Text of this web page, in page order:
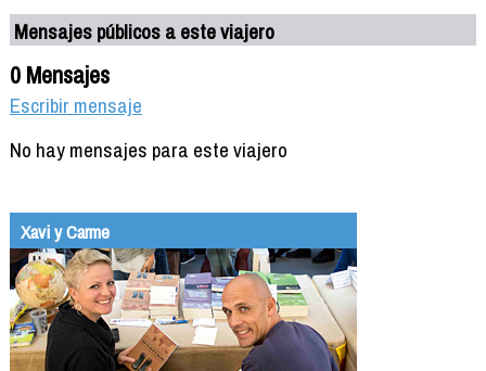
Mensajes públicos a este viajero
0 Mensajes
Escribir mensaje
No hay mensajes para este viajero
Xavi y Carme